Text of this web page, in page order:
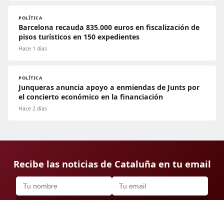
POLÍTICA
Barcelona recauda 835.000 euros en fiscalización de
pisos turísticos en 150 expedientes
Hace 1 días
POLÍTICA
Junqueras anuncia apoyo a enmiendas de Junts por
el concierto económico en la financiación
Hace 2 días
Recibe las noticias de Cataluña en tu email